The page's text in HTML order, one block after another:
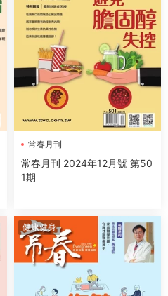
常春月刊
常春月刊 2024年12月號 第50
1期
健康健身